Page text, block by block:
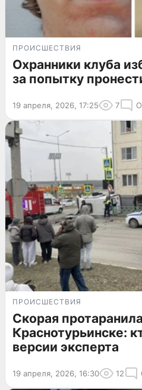
ПРОИСШЕСТВИЯ
Охранники клуба
за попытку
19 апреля, 2026, 17:25 7
ПРОИСШЕСТВИЯ
Скорая
Краснотурьинске:
версии эксперта
19 апреля, 2026, 16:30 12